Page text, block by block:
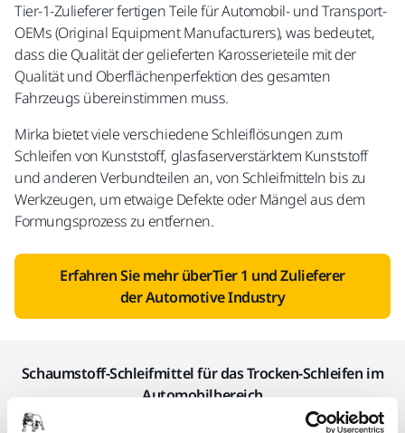
Tier-1-Zulieferer fertigen Teile für Automobil- und Transport-
OEMs (Original Equipment Manufacturers), was bedeutet,
dass die Qualität der gelieferten Karosserieteile mit der
Qualität und Oberflächenperfektion des gesamten
Fahrzeugs übereinstimmen muss.
Mirka bietet viele verschiedene Schleiflösungen zum
Schleifen von Kunststoff, glasfaserverstärktem Kunststoff
und anderen Verbundteilen an, von Schleifmitteln bis zu
Werkzeugen, um etwaige Defekte oder Mängel aus dem
Formungsprozess zu entfernen.
Erfahren Sie mehr überTier 1 und Zulieferer
der Automotive Industry
Schaumstoff-Schleifmittel für das Trocken-Schleifen im
Automobilbereich